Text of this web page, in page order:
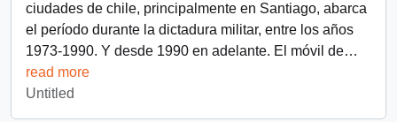
ciudades de chile, principalmente en Santiago, abarca
el período durante la dictadura militar, entre los años
1973-1990. Y desde 1990 en adelante. El móvil de…
read more
Untitled